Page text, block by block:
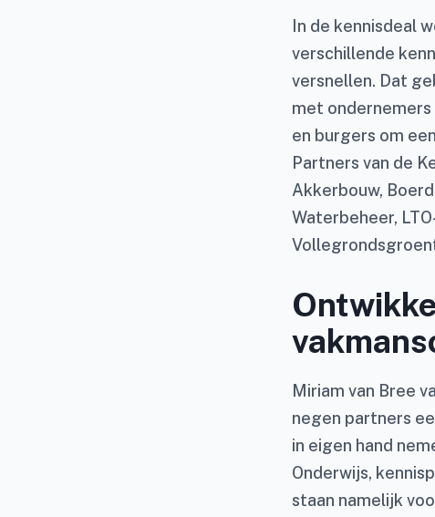
In de kennisdeal
verschillende
versnellen. Dat
met
en burgers om
Partners van de
Akkerbouw,
Waterbeheer,
Miriam van Bree
negen partners
in eigen hand
Onderwijs,
staan namelijk